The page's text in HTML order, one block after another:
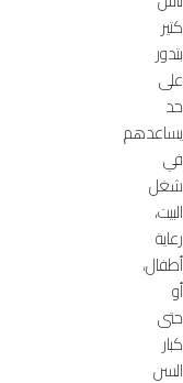
كتير
بتدور
على
حد
يساعدهم
في
شغل
البيت،
رعاية
أطفال،
أو
حتى
كبار
السن